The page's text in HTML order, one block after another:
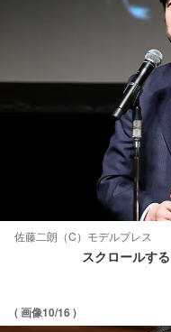
佐藤二朗（C）モデルプレス
スクロールす
( 画像10/16 )